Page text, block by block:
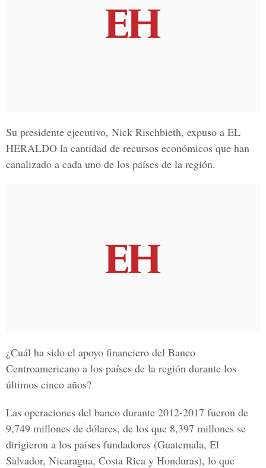
Su presidente ejecutivo, Nick Rischbieth, expuso a EL
HERALDO la cantidad de recursos económicos que han
canalizado a cada uno de los países de la región.
¿Cuál ha sido el apoyo financiero del Banco
Centroamericano a los países de la región durante los
últimos cinco años?
Las operaciones del banco durante 2012-2017 fueron de
9,749 millones de dólares, de los que 8,397 millones se
dirigieron a los países fundadores (Guatemala, El
Salvador, Nicaragua, Costa Rica y Honduras), lo que